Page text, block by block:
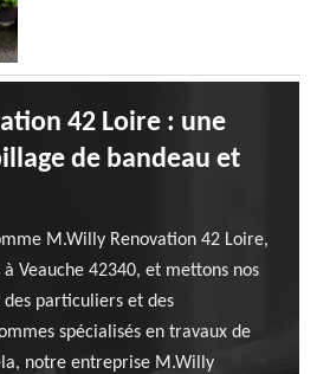
42 Loire : une
de bandeau et
M.Willy Renovation 42 Loire,
Veauche 42340, et mettons nos
particuliers et des
spécialisés en travaux de
notre entreprise M.Willy